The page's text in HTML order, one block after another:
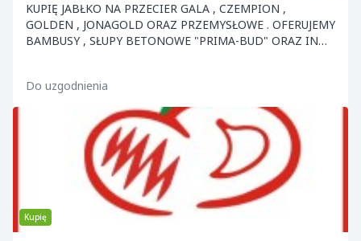
KUPIĘ JABŁKO NA PRZECIER GALA , CZEMPION ,
GOLDEN , JONAGOLD ORAZ PRZEMYSŁOWE . OFERUJEMY
BAMBUSY , SŁUPY BETONOWE "PRIMA-BUD" ORAZ INNE
Do uzgodnienia
Kupię